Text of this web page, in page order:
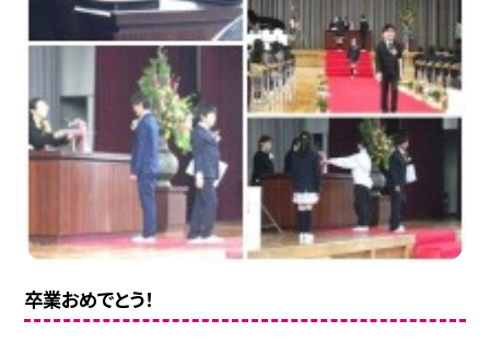
卒業おめでとう！